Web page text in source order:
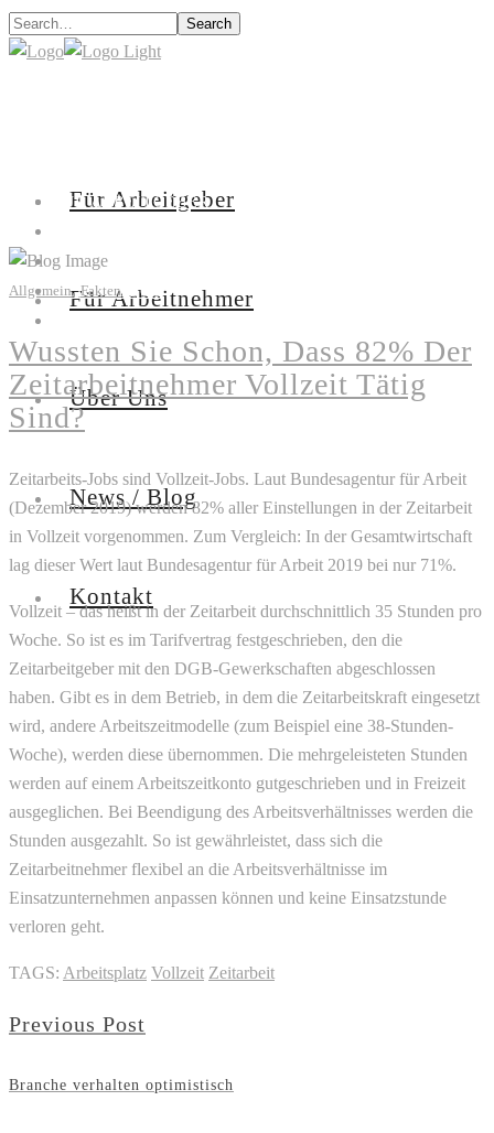
Search
Für Arbeitgeber
Für Arbeitnehmer
Über Uns
News / Blog
Kontakt
FÜR ARBEITGEBER
ÜBER UNS
NEWS / BLOG
Allgemein,Fakten
Wussten Sie Schon, Dass 82% Der
Zeitarbeitnehmer Vollzeit Tätig
Sind?
Zeitarbeits-Jobs sind Vollzeit-Jobs. Laut Bundesagentur für Arbeit
(Dezember 2019) werden 82% aller Einstellungen in der Zeitarbeit
in Vollzeit vorgenommen. Zum Vergleich: In der Gesamtwirtschaft
lag dieser Wert laut Bundesagentur für Arbeit 2019 bei nur 71%.
Vollzeit – das heißt in der Zeitarbeit durchschnittlich 35 Stunden pro
Woche. So ist es im Tarifvertrag festgeschrieben, den die
Zeitarbeitgeber mit den DGB-Gewerkschaften abgeschlossen
haben. Gibt es in dem Betrieb, in dem die Zeitarbeitskraft eingesetzt
wird, andere Arbeitszeitmodelle (zum Beispiel eine 38-Stunden-
Woche), werden diese übernommen. Die mehrgeleisteten Stunden
werden auf einem Arbeitszeitkonto gutgeschrieben und in Freizeit
ausgeglichen. Bei Beendigung des Arbeitsverhältnisses werden die
Stunden ausgezahlt. So ist gewährleistet, dass sich die
Zeitarbeitnehmer flexibel an die Arbeitsverhältnisse im
Einsatzunternehmen anpassen können und keine Einsatzstunde
verloren geht.
TAGS: Arbeitsplatz Vollzeit Zeitarbeit
Previous Post
Branche verhalten optimistisch